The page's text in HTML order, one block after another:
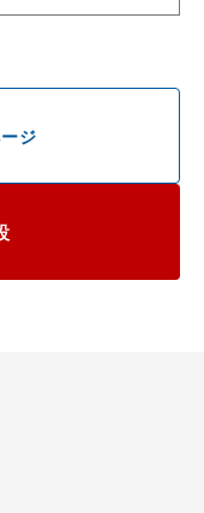
ジ